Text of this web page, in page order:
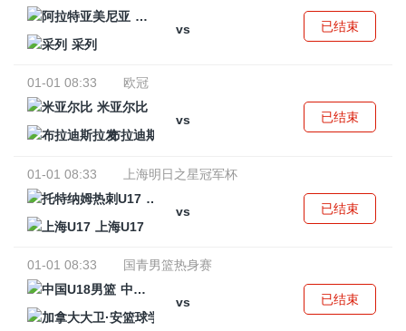
阿拉特亚美尼亚
vs
采列
已结束
01-01 08:33
欧冠
米亚尔比
vs
布拉迪斯拉发
已结束
01-01 08:33
上海明日之星冠军杯
托特纳姆热刺U17
vs
上海U17
已结束
01-01 08:33
国青男篮热身赛
中国U18男篮
vs
已结束